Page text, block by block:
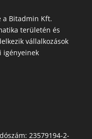
a Bitadmin Kft.
területén és
vállalkozások
igényeinek
23579194-2-